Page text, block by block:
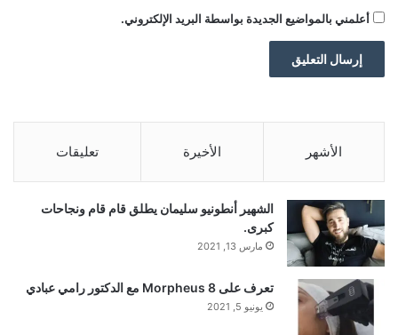
أعلمني بالمواضيع الجديدة بواسطة البريد الإلكتروني.
الأشهر الأخيرة تعليقات
الشهير أنطونيو سليمان يطلق قام قام ونجاحات
كبرى.
مارس 13, 2021
تعرف على Morpheus 8 مع الدكتور رامي عبادي
يونيو 5, 2021